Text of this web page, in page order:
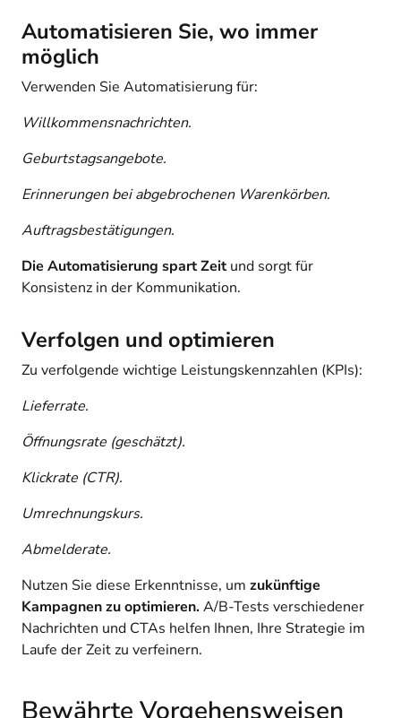
Automatisieren Sie, wo immer
möglich
Verwenden Sie Automatisierung für:
Willkommensnachrichten.
Geburtstagsangebote.
Erinnerungen bei abgebrochenen Warenkörben.
Auftragsbestätigungen.
Die Automatisierung spart Zeitund sorgt für
Konsistenz in der Kommunikation.
Verfolgen und optimieren
Zu verfolgende wichtige Leistungskennzahlen (KPIs):
Lieferrate.
Öffnungsrate (geschätzt).
Klickrate (CTR).
Umrechnungskurs.
Abmelderate.
Nutzen Sie diese Erkenntnisse, um zukünftige
Kampagnen zu optimieren.A/B-Tests verschiedener
Nachrichten und CTAs helfen Ihnen, Ihre Strategie im
Laufe der Zeit zu verfeinern.
Bewährte Vorgehensweisen